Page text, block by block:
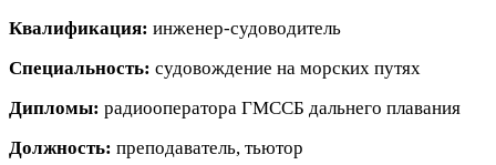
Квалификация: инженер-судоводитель
Специальность: судовождение на морских путях
Дипломы: радиооператора ГМССБ дальнего плавания
Должность: преподаватель, тьютор